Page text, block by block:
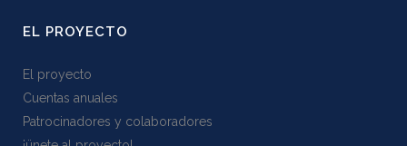
EL PROYECTO
El proyecto
Cuentas anuales
Patrocinadores y colaboradores